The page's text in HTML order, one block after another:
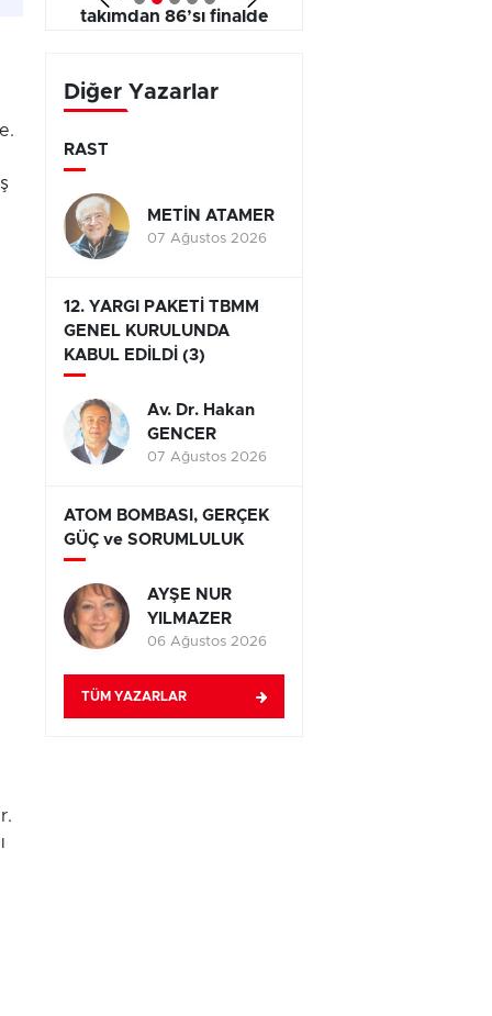
takımdan 86’sı finalde
Diğer Yazarlar
RAST
METİN ATAMER
07 Ağustos 2026
12. YARGI PAKETİ TBMM
GENEL KURULUNDA
KABUL EDİLDİ (3)
Av. Dr. Hakan
GENCER
07 Ağustos 2026
ATOM BOMBASI, GERÇEK
GÜÇ ve SORUMLULUK
AYŞE NUR
YILMAZER
06 Ağustos 2026
TÜM YAZARLAR